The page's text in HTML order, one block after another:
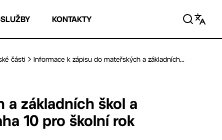
KONTAKTY
části Informace k zápisu do mateřských a základních...
a základních škol a
10 pro školní rok